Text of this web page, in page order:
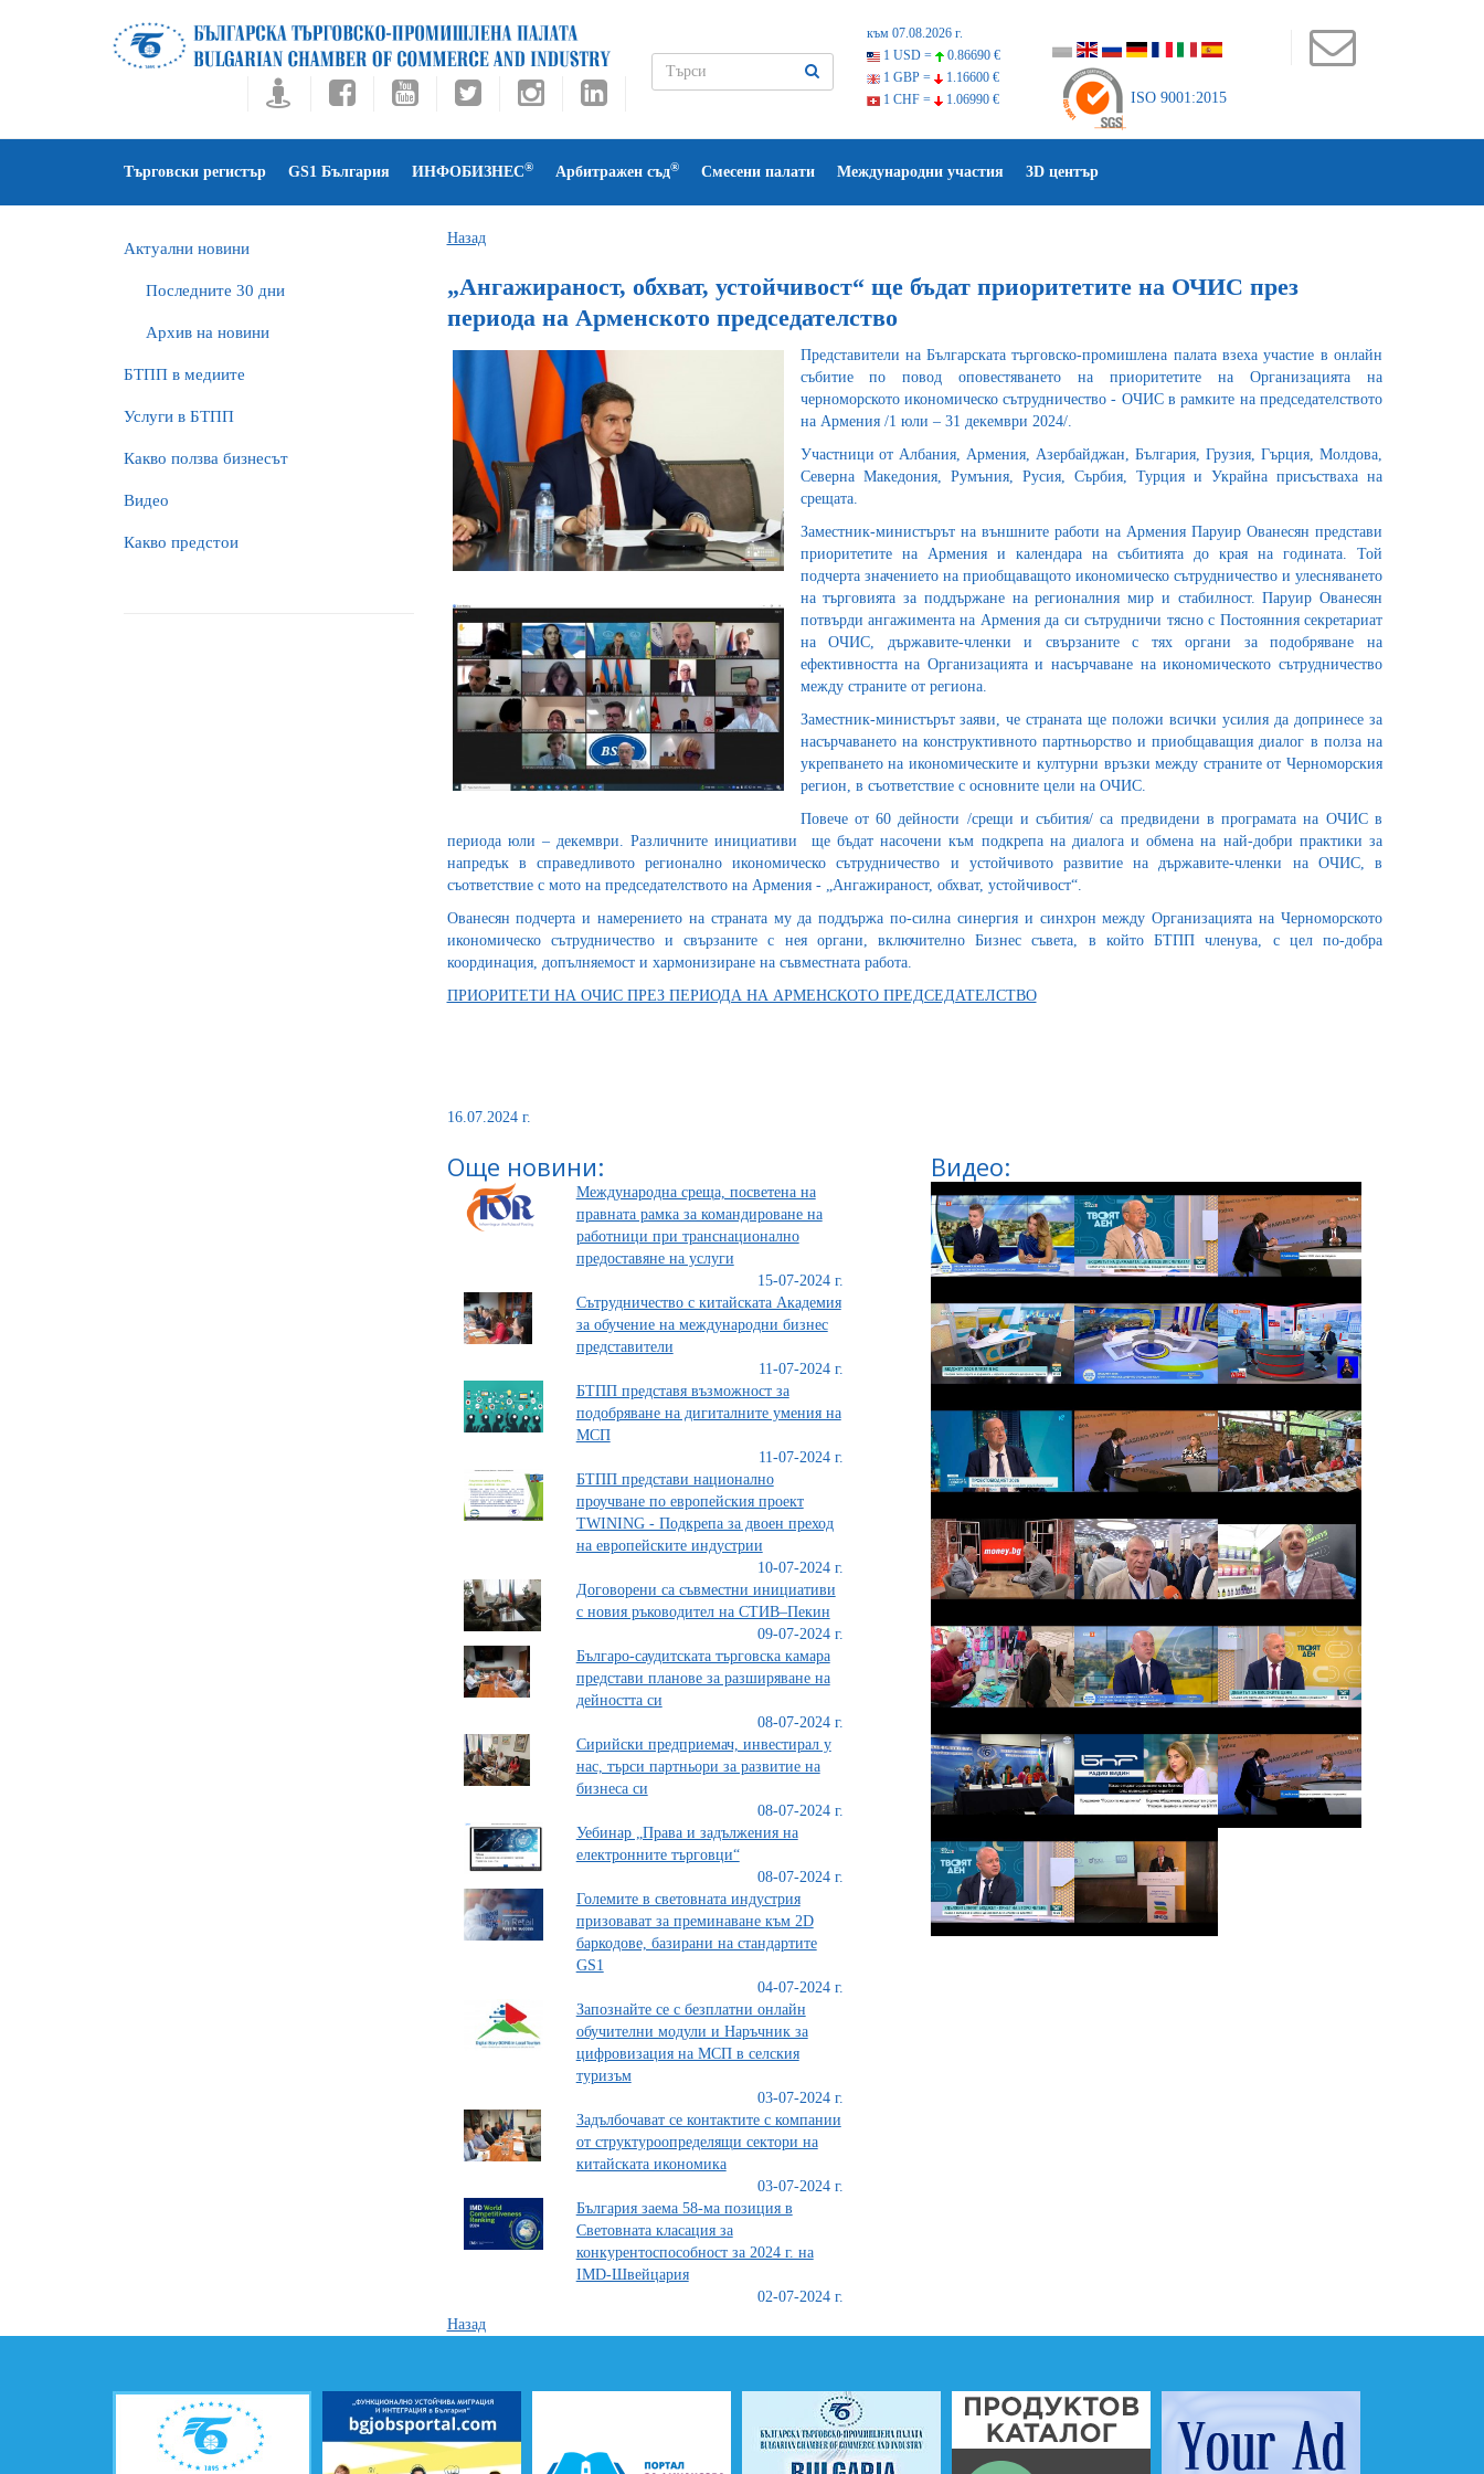
към 07.08.2026 г.
1 USD =
0.86690 €
1 GBP =
1.16600 €
1 CHF =
1.06990 € ISO 9001:2015
Търговски регистър GS1 България ИНФОБИЗНЕС® Арбитражен съд® Смесени палати Международни участия 3D център
Актуални новини
Последните 30 дни
Архив на новини
БTПП в медиите
Услуги в БТПП
Какво ползва бизнесът
Видео
Какво предстои
Назад
„Ангажираност, обхват, устойчивост“ ще бъдат приоритетите на ОЧИС през
периода на Арменското председателство
Представители на Българската търговско-промишлена палата взеха участие в онлайн
събитие по повод оповестяването на приоритетите на Организацията на
черноморското икономическо сътрудничество - ОЧИС в рамките на председателството
на Армения /1 юли – 31 декември 2024/.
Участници от Албания, Армения, Азербайджан, България, Грузия, Гърция, Молдова,
Северна Македония, Румъния, Русия, Сърбия, Турция и Украйна присъстваха на
срещата.
Заместник-министърът на външните работи на Армения Паруир Ованесян представи
приоритетите на Армения и календара на събитията до края на годината. Той
подчерта значението на приобщаващото икономическо сътрудничество и улесняването
на търговията за поддържане на регионалния мир и стабилност. Паруир Ованесян
потвърди ангажимента на Армения да си сътрудничи тясно с Постоянния секретариат
на ОЧИС, държавите-членки и свързаните с тях органи за подобряване на
ефективността на Организацията и насърчаване на икономическото сътрудничество
между страните от региона.
Заместник-министърът заяви, че страната ще положи всички усилия да допринесе за
насърчаването на конструктивното партньорство и приобщаващия диалог в полза на
укрепването на икономическите и културни връзки между страните от Черноморския
регион, в съответствие с основните цели на ОЧИС.
Повече от 60 дейности /срещи и събития/ са предвидени в програмата на ОЧИС в
периода юли – декември. Различните инициативи ще бъдат насочени към подкрепа на диалога и обмена на най-добри практики за
напредък в справедливото регионално икономическо сътрудничество и устойчивото развитие на държавите-членки на ОЧИС, в
съответствие с мото на председателството на Армения - „Ангажираност, обхват, устойчивост“.
Ованесян подчерта и намерението на страната му да поддържа по-силна синергия и синхрон между Организацията на Черноморското
икономическо сътрудничество и свързаните с нея органи, включително Бизнес съвета, в който БТПП членува, с цел по-добра
координация, допълняемост и хармонизиране на съвместната работа.
ПРИОРИТЕТИ НА ОЧИС ПРЕЗ ПЕРИОДА НА АРМЕНСКОТО ПРЕДСЕДАТЕЛСТВО
16.07.2024 г.
Още новини:
Международна среща, посветена на
правната рамка за командироване на
работници при транснационално
предоставяне на услуги
15-07-2024 г.
Сътрудничество с китайската Академия
за обучение на международни бизнес
представители
11-07-2024 г.
БТПП представя възможност за
подобряване на дигиталните умения на
МСП
11-07-2024 г.
БТПП представи национално
проучване по европейския проект
TWINING - Подкрепа за двоен преход
на европейските индустрии
10-07-2024 г.
Договорени са съвместни инициативи
с новия ръководител на СТИВ–Пекин
09-07-2024 г.
Българо-саудитската търговска камара
представи планове за разширяване на
дейността си
08-07-2024 г.
Сирийски предприемач, инвестирал у
нас, търси партньори за развитие на
бизнеса си
08-07-2024 г.
Уебинар „Права и задължения на
електронните търговци“
08-07-2024 г.
Големите в световната индустрия
призовават за преминаване към 2D
баркодове, базирани на стандартите
GS1
04-07-2024 г.
Запознайте се с безплатни онлайн
обучителни модули и Наръчник за
цифровизация на МСП в селския
туризъм
03-07-2024 г.
Задълбочават се контактите с компании
от структуроопределящи сектори на
китайската икономика
03-07-2024 г.
България заема 58-ма позиция в
Световната класация за
конкурентоспособност за 2024 г. на
IMD-Швейцария
02-07-2024 г.
Видео:
Назад